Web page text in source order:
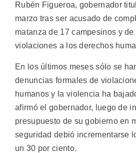
Rubén Figueroa, gobernador
marzo tras ser acusado de
matanza de 17 campesinos y
violaciones a los derechos
En los últimos meses sólo se
denuncias formales de
humanos y la violencia ha
afirmó el gobernador, luego de
presupuesto de su gobierno en
seguridad debió incrementarse
un 30 por ciento.